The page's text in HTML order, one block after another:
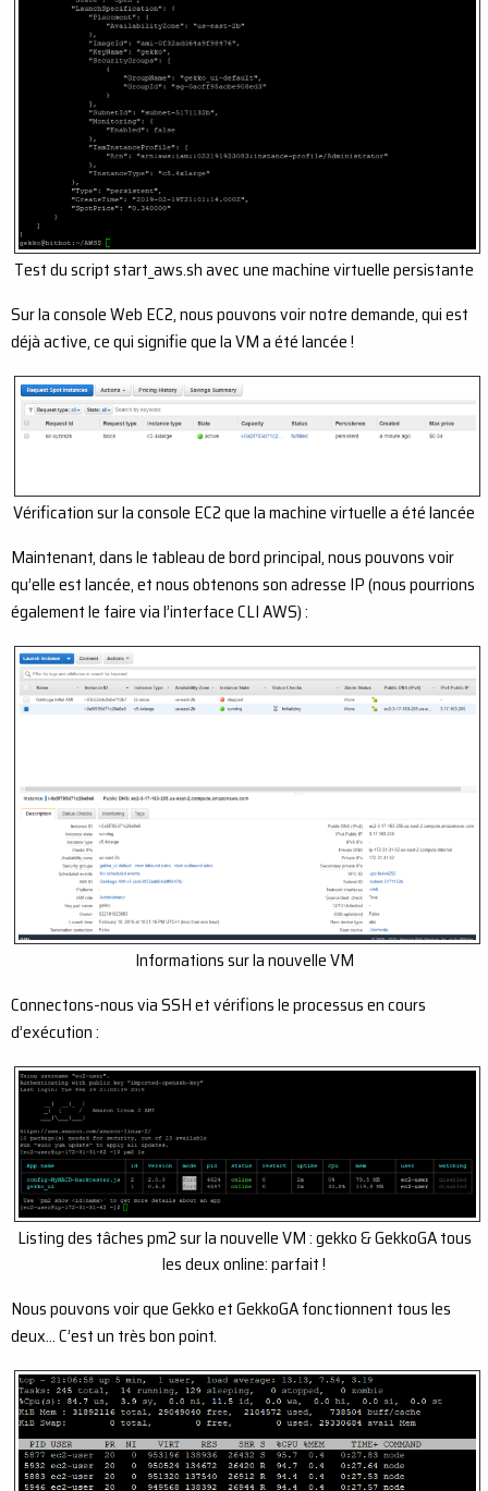
Test du script start_aws.sh avec une machine virtuelle persistante
Sur la console Web EC2, nous pouvons voir notre demande, qui est
déjà active, ce qui signifie que la VM a été lancée !
Vérification sur la console EC2 que la machine virtuelle a été lancée
Maintenant, dans le tableau de bord principal, nous pouvons voir
qu’elle est lancée, et nous obtenons son adresse IP (nous pourrions
également le faire via l’interface CLI AWS) :
Informations sur la nouvelle VM
Connectons-nous via SSH et vérifions le processus en cours
d’exécution :
Listing des tâches pm2 sur la nouvelle VM : gekko & GekkoGA tous
les deux online: parfait !
Nous pouvons voir que Gekko et GekkoGA fonctionnent tous les
deux… C’est un très bon point.